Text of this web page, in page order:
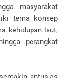
masyarakat
tema konsep
kehidupan laut,
perangkat